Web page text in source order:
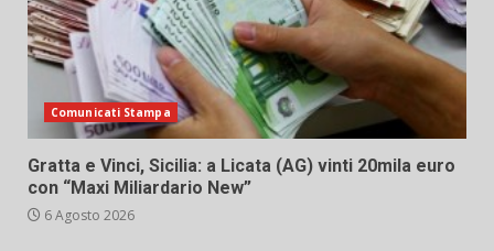
Comunicati Stampa
Gratta e Vinci, Sicilia: a Licata (AG) vinti 20mila euro
con “Maxi Miliardario New”
6 Agosto 2026